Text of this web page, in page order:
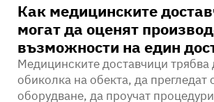
Как медицинските
могат да оценят
възможности на един
Медицинските доставчици трябва
обиколка на обекта, да прегледат
оборудване, да проучат